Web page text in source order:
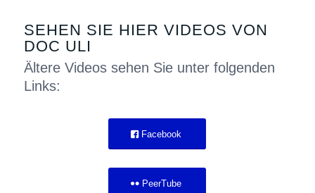
SEHEN SIE HIER VIDEOS VON
DOC ULI
Ältere Videos sehen Sie unter folgenden
Links:
Facebook
PeerTube